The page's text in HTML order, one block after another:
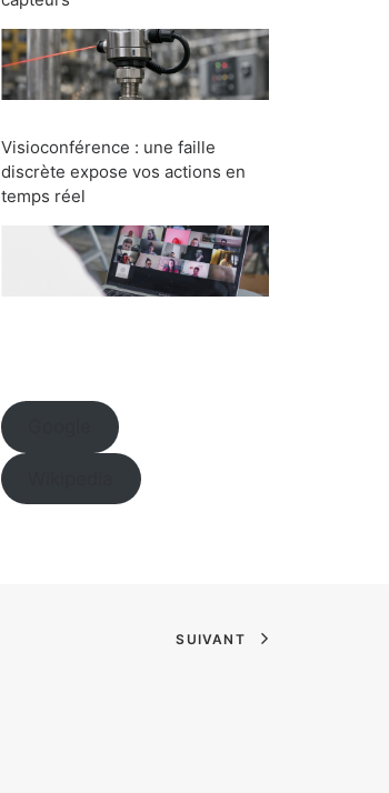
Visioconférence : une faille
discrète expose vos actions en
temps réel
SUIVANT